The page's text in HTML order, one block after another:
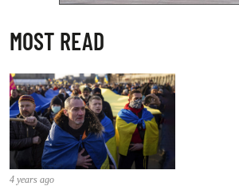
MOST READ
4 years ago